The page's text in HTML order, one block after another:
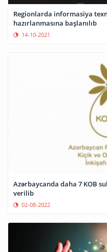
Regionlarda informasiya
hazırlanmasına başlanılıb
14-10-2021
Azərbaycanda daha 7 KOB
verilib
02-08-2022